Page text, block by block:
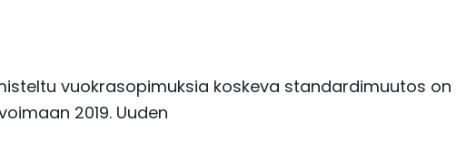
vuokrasopimuksia koskeva standardimuutos on
2019. Uuden